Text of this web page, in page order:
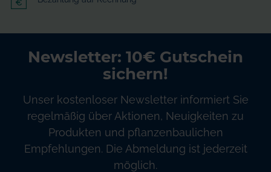
Newsletter: 10€ Gutschein
sichern!
Unser kostenloser Newsletter informiert Sie
regelmäßig über Aktionen, Neuigkeiten zu
Produkten und pflanzenbaulichen
Empfehlungen. Die Abmeldung ist jederzeit
möglich.